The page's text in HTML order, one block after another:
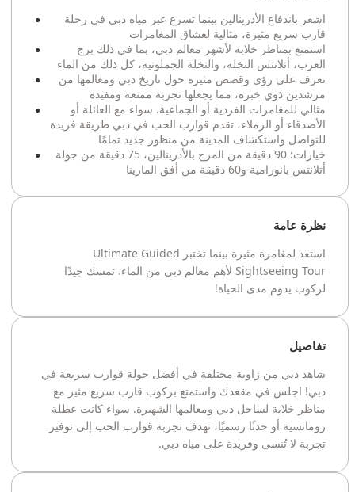
اشعر باندفاع الأدرينالين بينما تسرع عبر مياه دبي في رحلة
قارب سريع مثيرة، مثالية لعشاق المغامرات
استمتع بمناظر خلابة لأشهر معالم دبي، بما في ذلك برج
العرب، أتلانتس النخلة، والنخلة الجملونية، كل ذلك من الماء
تعرف على رؤى وقصص مثيرة حول تاريخ دبي ومعالمها من
مرشدين ذوي خبرة، مما يجعلها تجربة ممتعة ومفيدة
مثالي للمغامرات الفردية أو الجماعية. سواء مع العائلة أو
الأصدقاء أو الزملاء، تقدم قوارب الحب في دبي طريقة فريدة
للتواصل واستكشاف المدينة من منظور جديد تمامًا
خيارات: 90 دقيقة من المرح بالأدرينالين، 75 دقيقة من جولة
أتلانتس بانورامية و60 دقيقة من أفق المارينا
نظرة عامة
استعد لمغامرة مثيرة بينما تختبر Ultimate Guided
Sightseeing Tour لأهم معالم دبي من الماء. تمسك جيدًا
لركوب يدوم مدى الحياة!
تفاصيل
شاهد دبي من زاوية مختلفة في أفضل جولة قوارب سريعة في
دبي! اجلس في مقعدك واستمتع بركوب قارب سريع مثير مع
مناظر خلابة لساحل دبي ومعالمها الشهيرة. سواء كانت عطلة
رومانسية أو حدثًا رسميًا، تهدف تجربة قوارب الحب إلى توفير
تجربة لا تُنسى وفريدة على مياه دبي.